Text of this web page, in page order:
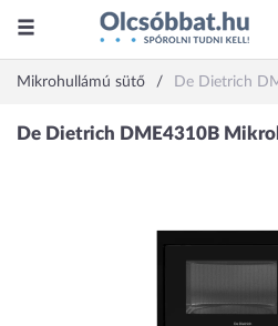
Mikrohullámú sütő De Dietrich